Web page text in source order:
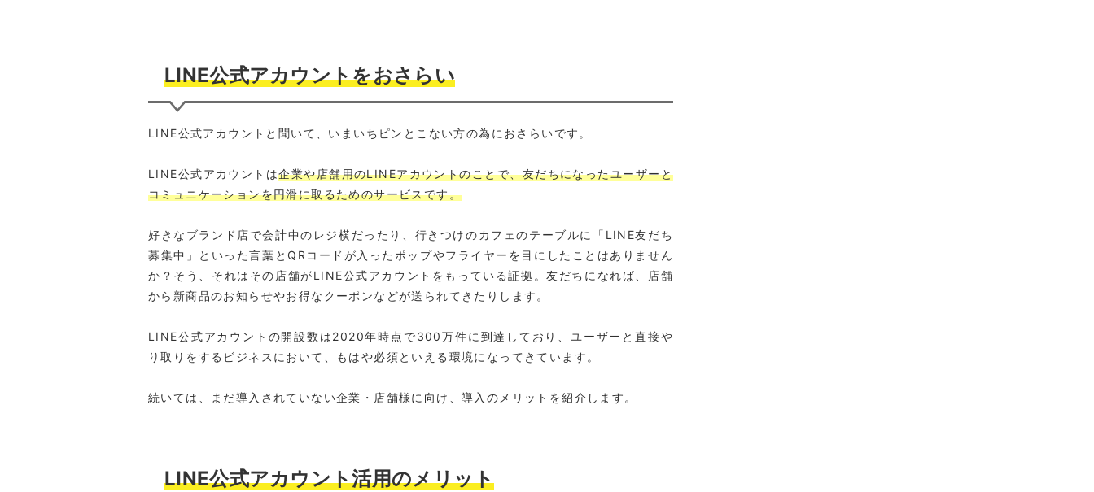
LINE公式アカウントをおさらい
LINE公式アカウントと聞いて、いまいちピンとこない方の為におさらいです。
LINE公式アカウントは企業や店舗用のLINEアカウントのことで、友だちになったユーザーと
コミュニケーションを円滑に取るためのサービスです。
好きなブランド店で会計中のレジ横だったり、行きつけのカフェのテーブルに「LINE友だち
募集中」といった言葉とQRコードが入ったポップやフライヤーを目にしたことはありません
か？そう、それはその店舗がLINE公式アカウントをもっている証拠。友だちになれば、店舗
から新商品のお知らせやお得なクーポンなどが送られてきたりします。
LINE公式アカウントの開設数は2020年時点で300万件に到達しており、ユーザーと直接や
り取りをするビジネスにおいて、もはや必須といえる環境になってきています。
続いては、まだ導入されていない企業・店舗様に向け、導入のメリットを紹介します。
LINE公式アカウント活用のメリット